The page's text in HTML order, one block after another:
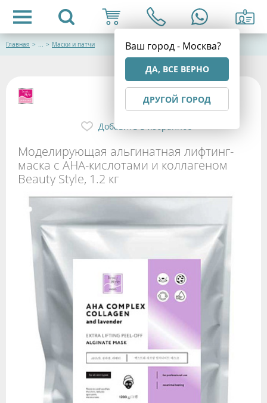
Ваш город - Москва?
ДА, ВСЕ ВЕРНО
ДРУГОЙ ГОРОД
Главная > ... > Маски и патчи
Моделирующая альгинатная лифтинг-
маска с АНА-кислотами и коллагеном
Beauty Stylе, 1.2 кг
Добавить в избранное